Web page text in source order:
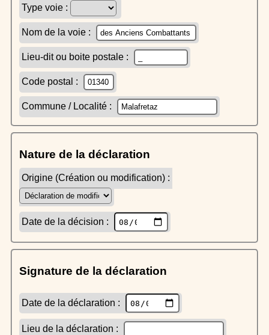
Type voie :
Nom de la voie :
Lieu-dit ou boite postale :
Code postal :
Commune / Localité :
Nature de la déclaration
Origine (Création ou modification) :
Date de la décision :
Signature de la déclaration
Date de la déclaration :
Lieu de la déclaration :